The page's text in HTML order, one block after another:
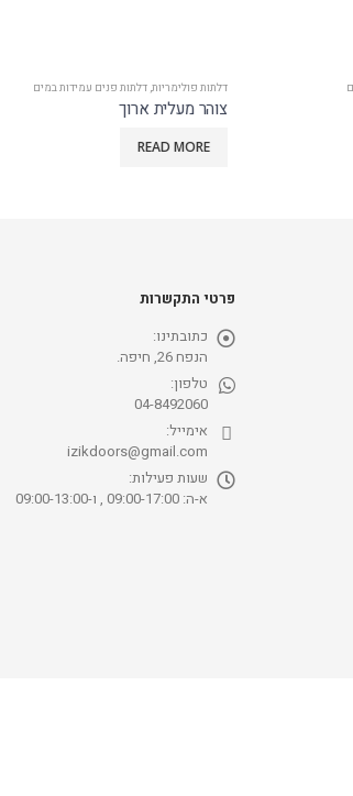
דלתות פולימריות,דלתות פנים עמידות במים
צוהר מעלית ארוך
READ MORE
פרטי התקשרות
כתובתינו:
הנפח 26, חיפה.
טלפון:
04-8492060
אימייל:
izikdoors@gmail.com
שעות פעילות:
א-ה: 09:00-17:00 , ו-09:00-13:00